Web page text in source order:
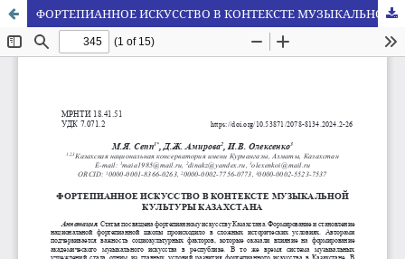
ФОРТЕПИАННОЕ ИСКУССТВО В КОНТЕКСТЕ МУЗЫКАЛЬНОЙ КУЛЬТУРЫ КАЗАХСТАНА